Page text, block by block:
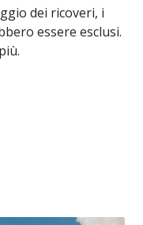
dei ricoveri, i
essere esclusi.